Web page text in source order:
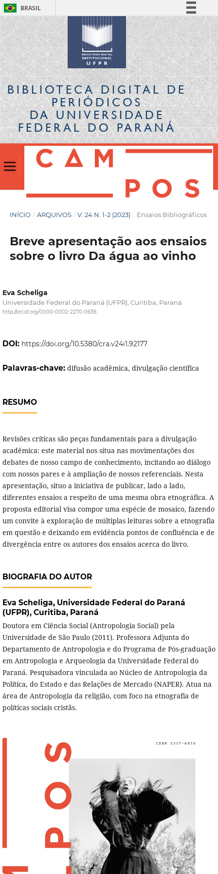
BRASIL
Simplifique!
Comunica BR
Participe
Acesso à informação
Legislação
Canais
BIBLIOTECA DIGITALDE
PERIÓDICOS
DA UNIVERSIDADE
FEDERAL DO PARANÁ
INÍCIO / ARQUIVOS / V. 24 N. 1-2 (2023) / Ensaios Bibliográficos
Breve apresentação aos ensaios
sobre o livro Da água ao vinho
Eva Scheliga
Universidade Federal do Paraná (UFPR), Curitiba, Paraná
http://orcid.org/0000-0002-2270-0636
DOI: https://doi.org/10.5380/cra.v24i1.92177
Palavras-chave: difusão acadêmica, divulgação científica
RESUMO
Revisões críticas são peças fundamentais para a divulgação
acadêmica: este material nos situa nas movimentações dos
debates de nosso campo de conhecimento, incitando ao diálogo
com nossos pares e à ampliação de nossos referenciais. Nesta
apresentação, situo a iniciativa de publicar, lado a lado,
diferentes ensaios a respeito de uma mesma obra etnográfica. A
proposta editorial visa compor uma espécie de mosaico, fazendo
um convite à exploração de múltiplas leituras sobre a etnografia
em questão e deixando em evidência pontos de confluência e de
divergência entre os autores dos ensaios acerca do livro.
BIOGRAFIA DO AUTOR
Eva Scheliga, Universidade Federal do Paraná
(UFPR), Curitiba, Paraná
Doutora em Ciência Social (Antropologia Social) pela
Universidade de São Paulo (2011). Professora Adjunta do
Departamento de Antropologia e do Programa de Pós-graduação
em Antropologia e Arqueologia da Universidade Federal do
Paraná. Pesquisadora vinculada ao Núcleo de Antropologia da
Política, do Estado e das Relações de Mercado (NAPER). Atua na
área de Antropologia da religião, com foco na etnografia de
políticas sociais cristãs.